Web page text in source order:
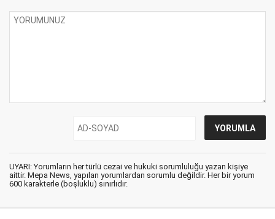
UYARI: Yorumların her türlü cezai ve hukuki sorumluluğu yazan kişiye
aittir. Mepa News, yapılan yorumlardan sorumlu değildir. Her bir yorum
600 karakterle (boşluklu) sınırlıdır.